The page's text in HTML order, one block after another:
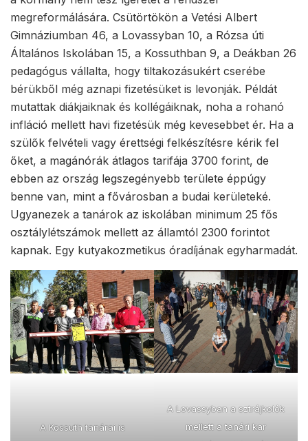
megreformálására. Csütörtökön a Vetési Albert
Gimnáziumban 46, a Lovassyban 10, a Rózsa úti
Általános Iskolában 15, a Kossuthban 9, a Deákban 26
pedagógus vállalta, hogy tiltakozásukért cserébe
bérükből még aznapi fizetésüket is levonják. Példát
mutattak diákjaiknak és kollégáiknak, noha a rohanó
infláció mellett havi fizetésük még kevesebbet ér. Ha a
szülők felvételi vagy érettségi felkészítésre kérik fel
őket, a magánórák átlagos tarifája 3700 forint, de
ebben az ország legszegényebb területe éppúgy
benne van, mint a fővárosban a budai kerületeké.
Ugyanezek a tanárok az iskolában minimum 25 fős
osztálylétszámok mellett az államtól 2300 forintot
kapnak. Egy kutyakozmetikus óradíjának egyharmadát.
A Kossuth tanárai is
A Lovassyban a sztrájkolók
mellett a tanári kar